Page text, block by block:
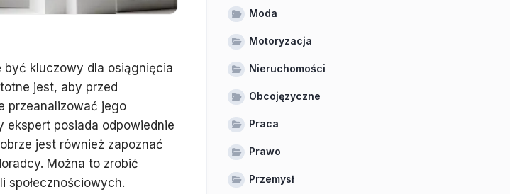
kluczowy dla osiągnięcia
jest, aby przed
przeanalizować jego
posiada odpowiednie
jest również zapoznać
Można to zrobić
społecznościowych.
Moda
Motoryzacja
Nieruchomości
Obcojęzyczne
Praca
Prawo
Przemysł